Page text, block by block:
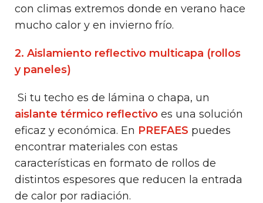
con climas extremos donde en verano hace
mucho calor y en invierno frío.
2. Aislamiento reflectivo multicapa (rollos
y paneles)
Si tu techo es de lámina o chapa, un
aislante térmico reflectivo es una solución
eficaz y económica. En PREFAES puedes
encontrar materiales con estas
características en formato de rollos de
distintos espesores que reducen la entrada
de calor por radiación.